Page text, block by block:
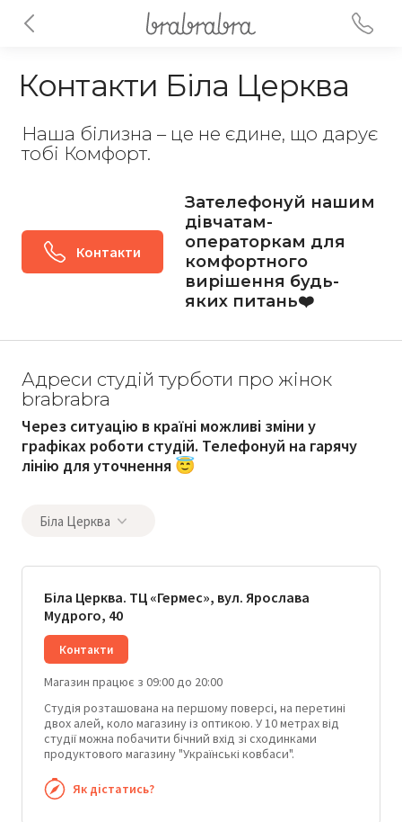
Контакти Біла Церква
Наша білизна – це не єдине, що дарує
тобі Комфорт.
Контакти
Зателефонуй нашим
дівчатам-
операторкам для
комфортного
вирішення будь-
яких питань❤️
Адреси студій турботи про жінок
brabrabra
Через ситуацію в країні можливі зміни у
графіках роботи студій. Телефонуй на гарячу
лінію для уточнення 😇
Біла Церква
Біла Церква. ТЦ «Гермес», вул. Ярослава
Мудрого, 40
Контакти
Магазин працює з 09:00 до 20:00
Студія розташована на першому поверсі, на перетині
двох алей, коло магазину із оптикою. У 10 метрах від
студії можна побачити бічний вхід зі сходинками
продуктового магазину "Українські ковбаси".
Як дістатись?